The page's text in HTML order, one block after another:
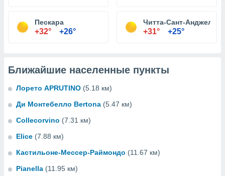
Пескара
+32° +26°
Читта-Сант-Анджело
+31° +25°
Ближайшие населенные пункты
Лорето APRUTINO (5.18 км)
Ди Монтебелло Bertona (5.47 км)
Collecorvino (7.31 км)
Elice (7.88 км)
Кастильоне-Мессер-Раймондо (11.67 км)
Pianella (11.95 км)